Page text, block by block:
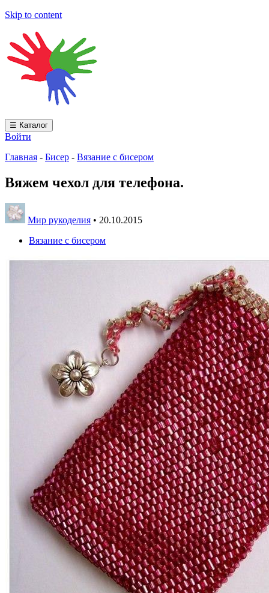
Skip to content
☰ Каталог
Войти
Главная - Бисер - Вязание с бисером
Вяжем чехол для телефона.
Мир рукоделия • 20.10.2015
Вязание с бисером